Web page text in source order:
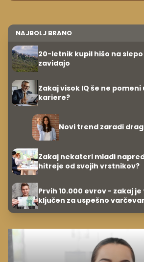
NAJBOLJ BRANO
20-letnik kupil hišo na
zavidajo
Zakaj visok IQ še ne pomeni
kariere?
Novi trend zaradi
Zakaj nekateri mladi
hitreje od svojih vrstnikov?
Prvih 10.000 evrov - zakaj
ključen za uspešno